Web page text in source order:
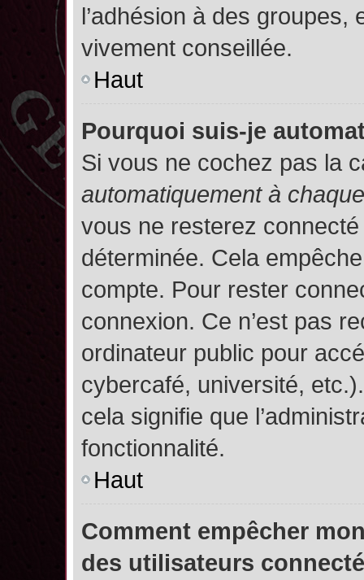
l’adhésion à des groupes,
vivement conseillée.
Haut
Pourquoi suis-je
Si vous ne cochez pas la
automatiquement à
vous ne resterez
déterminée. Cela
compte. Pour rester
connexion. Ce n’est pas
ordinateur public pour
cybercafé, université,
cela signifie que
fonctionnalité.
Haut
Comment empêcher
des utilisateurs